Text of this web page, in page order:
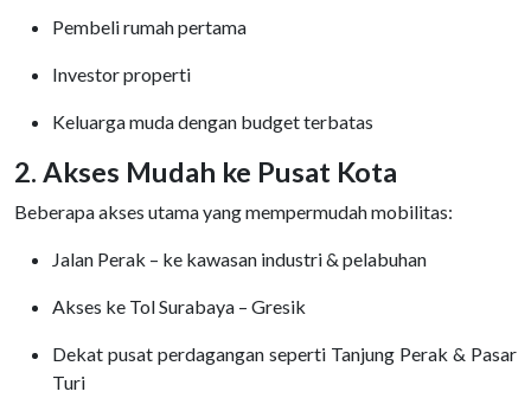
Pembeli rumah pertama
Investor properti
Keluarga muda dengan budget terbatas
2. Akses Mudah ke Pusat Kota
Beberapa akses utama yang mempermudah mobilitas:
Jalan Perak – ke kawasan industri & pelabuhan
Akses ke Tol Surabaya – Gresik
Dekat pusat perdagangan seperti Tanjung Perak & Pasar
Turi